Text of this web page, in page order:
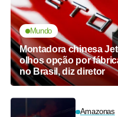
Mundo
Montadora chinesa
olhos opção por
no Brasil, diz diretor
Amazonas